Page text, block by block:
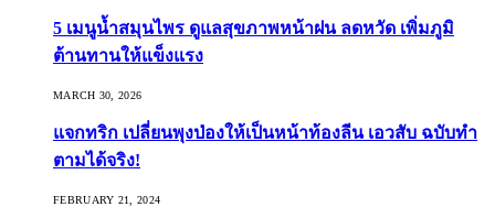
5 เมนูน้ำสมุนไพร ดูแลสุขภาพหน้าฝน ลดหวัด เพิ่มภูมิ
ต้านทานให้แข็งแรง
MARCH 30, 2026
แจกทริก เปลี่ยนพุงป่องให้เป็นหน้าท้องลีน เอวสับ ฉบับทำ
ตามได้จริง!
FEBRUARY 21, 2024